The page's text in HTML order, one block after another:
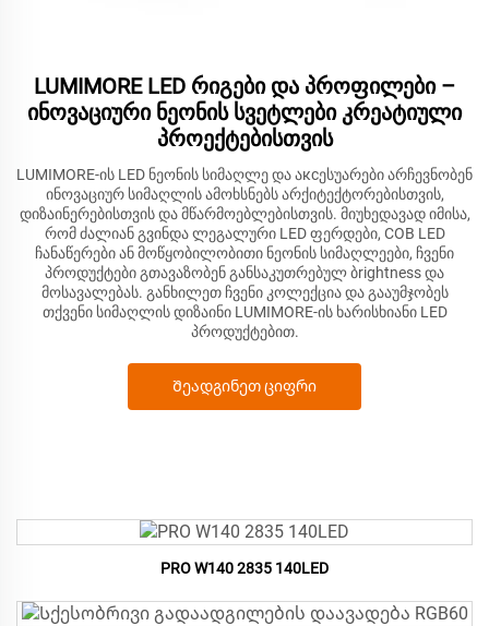
LUMIMORE LED რიგები და პროფილები –
ინოვაციური ნეონის სვეტლები კრეატიული
პროექტებისთვის
LUMIMORE-ის LED ნეონის სიმაღლე და აксესუარები არჩევნობენ
ინოვაციურ სიმაღლის ამოხსნებს არქიტექტორებისთვის,
დიზაინერებისთვის და მწარმოებლებისთვის. მიუხედავად იმისა,
რომ ძალიან გვინდა ლეგალური LED ფერდები, COB LED
ჩანაწერები ან მოწყობილობითი ნეონის სიმაღლეები, ჩვენი
პროდუქტები გთავაზობენ განსაკუთრებულ ბrightness და
მოსავალებას. განხილეთ ჩვენი კოლექცია და გააუმჯობეს
თქვენი სიმაღლის დიზაინი LUMIMORE-ის ხარისხიანი LED
პროდუქტებით.
Შეადგინეთ ციფრი
PRO W140 2835 140LED